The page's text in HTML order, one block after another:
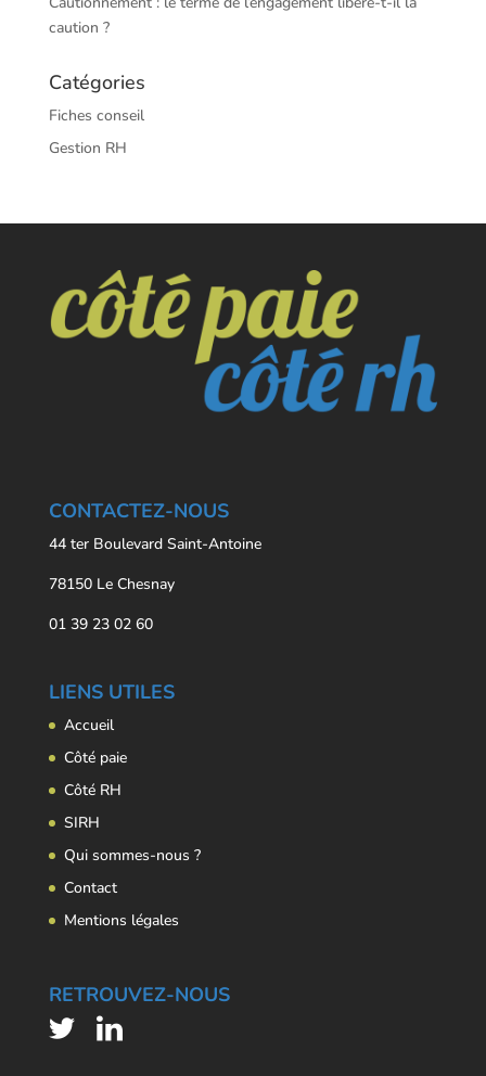
caution ?
Catégories
Fiches conseil
Gestion RH
CONTACTEZ-NOUS
44 ter Boulevard Saint-Antoine
78150 Le Chesnay
01 39 23 02 60
LIENS UTILES
Accueil
Côté paie
Côté RH
SIRH
Qui sommes-nous ?
Contact
Mentions légales
RETROUVEZ-NOUS